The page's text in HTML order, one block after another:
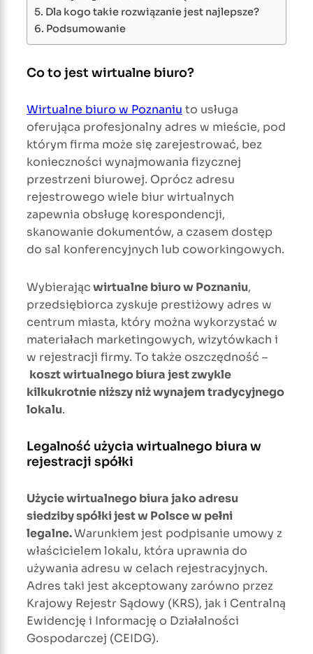
Dla kogo takie rozwiązanie jest najlepsze?
Podsumowanie
Co to jest wirtualne biuro?
Wirtualne biuro w Poznaniu to usługa
oferująca profesjonalny adres w mieście, pod
którym firma może się zarejestrować, bez
konieczności wynajmowania fizycznej
przestrzeni biurowej. Oprócz adresu
rejestrowego wiele biur wirtualnych
zapewnia obsługę korespondencji,
skanowanie dokumentów, a czasem dostęp
do sal konferencyjnych lub coworkingowych.
Wybierającwirtualne biuro w Poznaniu,
przedsiębiorca zyskuje prestiżowy adres w
centrum miasta, który można wykorzystać w
materiałach marketingowych, wizytówkach i
w rejestracji firmy. To także oszczędność –
koszt wirtualnego biura jest zwykle
kilkukrotnie niższy niż wynajem tradycyjnego
lokalu.
Legalność użycia wirtualnego biura w
rejestracji spółki
Użycie wirtualnego biura jako adresu
siedziby spółki jest w Polsce w pełni
legalne.Warunkiem jest podpisanie umowy z
właścicielem lokalu, która uprawnia do
używania adresu w celach rejestracyjnych.
Adres taki jest akceptowany zarówno przez
Krajowy Rejestr Sądowy (KRS), jak i Centralną
Ewidencję i Informację o Działalności
Gospodarczej (CEIDG).